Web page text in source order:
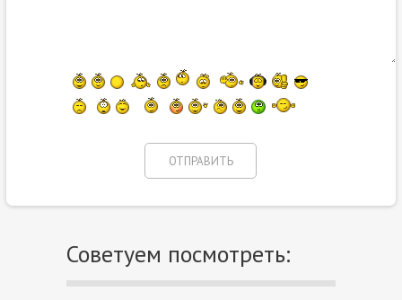
Советуем посмотреть: